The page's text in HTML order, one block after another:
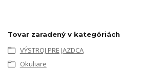
Tovar zaradený v kategóriách
VÝSTROJ PRE JAZDCA
Okuliare